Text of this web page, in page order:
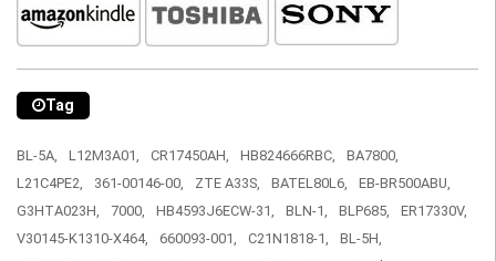
Tag
BL-5A, L12M3A01, CR17450AH, HB824666RBC,
BA7800,
L21C4PE2,
361-00146-00, ZTE A33S, BATEL80L6,
EB-BR500ABU,
G3HTA023H,
7000, HB4593J6ECW-31, BLN-1, BLP685,
ER17330V,
V30145-K1310-X464,
660093-001, C21N1818-1,
BL-5H,